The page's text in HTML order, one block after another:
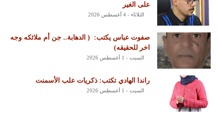
على الغير
الثلاثاء - 4 أغسطس 2026
‏صفوت عباس يكتب: ‏ ‏( الدهابة.. جن أم ملائكه وجه
اخر للحقيقه)
السبت - 1 أغسطس 2026
راندا الهادي تكتب: ذكريات علب الأسمنت
السبت - 1 أغسطس 2026